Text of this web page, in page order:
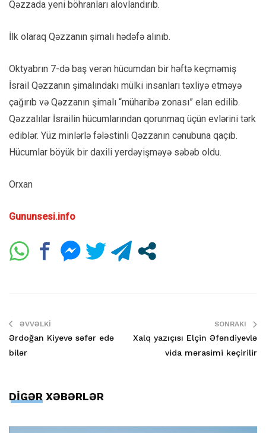
Qəzzada yeni böhranları alovlandırıb.
İlk olaraq Qəzzanın şimalı hədəfə alınıb.
Oktyabrın 7-də baş verən hücumdan bir həftə keçməmiş
İsrail Qəzzanın şimalındakı mülki insanları təxliyə etməyə
çağırıb və Qəzzanın şimalı “müharibə zonası” elan edilib.
Qəzzalılar İsrailin hücumlarından qorunmaq üçün evlərini tərk
ediblər. Yüz minlərlə fələstinli Qəzzanın cənubuna qaçıb.
Hücumlar böyük bir daxili yerdəyişməyə səbəb oldu.
Orxan
Gununsesi.info
ƏVVƏLKI
Ərdoğan Kiyevə səfər edə
bilər
SONRAKI
Xalq yazıçısı Elçin Əfəndiyevlə
vida mərasimi keçirilir
DİGƏR XƏBƏRLƏR